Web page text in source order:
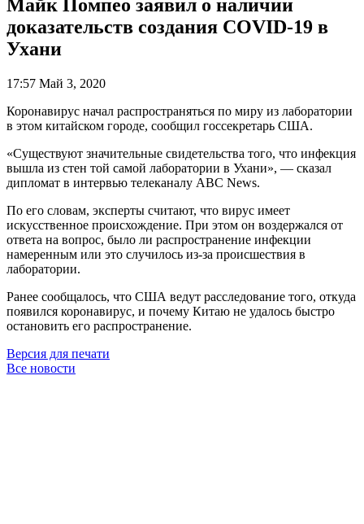
Майк Помпео заявил о наличии
доказательств создания COVID-19 в
Ухани
17:57 Май 3, 2020
Коронавирус начал распространяться по миру из лаборатории
в этом китайском городе, сообщил госсекретарь США.
«Существуют значительные свидетельства того, что инфекция
вышла из стен той самой лаборатории в Ухани», — сказал
дипломат в интервью телеканалу ABC News.
По его словам, эксперты считают, что вирус имеет
искусственное происхождение. При этом он воздержался от
ответа на вопрос, было ли распространение инфекции
намеренным или это случилось из-за происшествия в
лаборатории.
Ранее сообщалось, что США ведут расследование того, откуда
появился коронавирус, и почему Китаю не удалось быстро
остановить его распространение.
Версия для печати
Все новости